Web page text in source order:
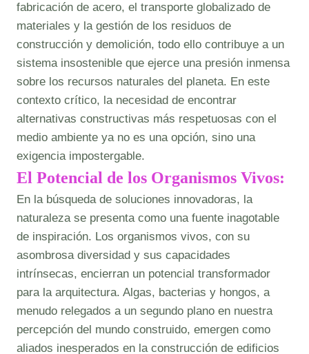
fabricación de acero, el transporte globalizado de
materiales y la gestión de los residuos de
construcción y demolición, todo ello contribuye a un
sistema insostenible que ejerce una presión inmensa
sobre los recursos naturales del planeta. En este
contexto crítico, la necesidad de encontrar
alternativas constructivas más respetuosas con el
medio ambiente ya no es una opción, sino una
exigencia impostergable.
El Potencial de los Organismos Vivos:
En la búsqueda de soluciones innovadoras, la
naturaleza se presenta como una fuente inagotable
de inspiración. Los organismos vivos, con su
asombrosa diversidad y sus capacidades
intrínsecas, encierran un potencial transformador
para la arquitectura. Algas, bacterias y hongos, a
menudo relegados a un segundo plano en nuestra
percepción del mundo construido, emergen como
aliados inesperados en la construcción de edificios